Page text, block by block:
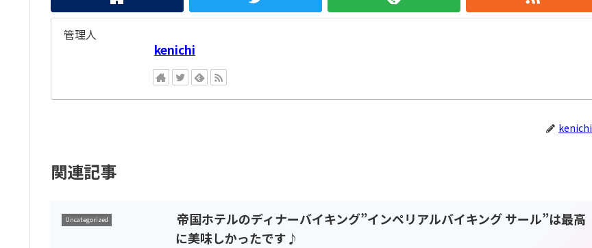
管理人
kenichi
kenichi
関連記事
Uncategorized
帝国ホテルのディナーバイキング”インペリアルバイキング サール”は最高
に美味しかったです♪